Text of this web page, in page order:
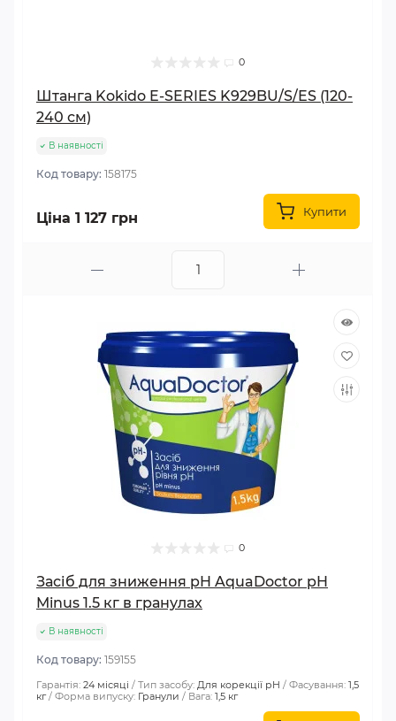
0
Штанга Kokido E-SERIES K929BU/S/ES (120-
240 см)
В наявності
Код товару: 158175
Ціна 1 127 грн Купити
0
Засіб для зниження pH AquaDoctor pH
Minus 1.5 кг в гранулах
В наявності
Код товару: 159155
Гарантія: 24 місяці Тип засобу: Для корекції рH Фасування: 1,5
кг
Форма випуску: Гранули Вага: 1,5 кг